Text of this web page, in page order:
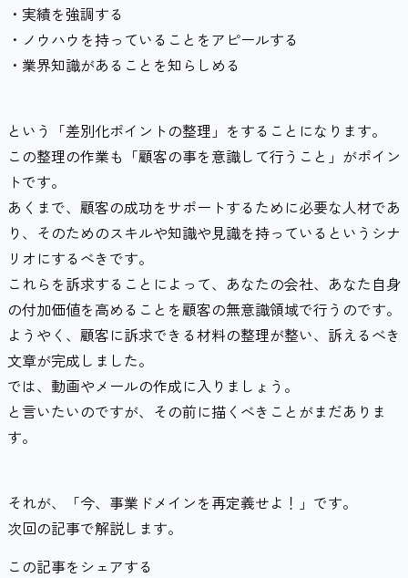
・実績を強調する
・ノウハウを持っていることをアピールする
・業界知識があることを知らしめる
という「差別化ポイントの整理」をすることになります。
この整理の作業も「顧客の事を意識して行うこと」がポイン
トです。
あくまで、顧客の成功をサポートするために必要な人材であ
り、そのためのスキルや知識や見識を持っているというシナ
リオにするべきです。
これらを訴求することによって、あなたの会社、あなた自身
の付加価値を高めることを顧客の無意識領域で行うのです。
ようやく、顧客に訴求できる材料の整理が整い、訴えるべき
文章が完成しました。
では、動画やメールの作成に入りましょう。
と言いたいのですが、その前に描くべきことがまだありま
す。
それが、「今、事業ドメインを再定義せよ！」です。
次回の記事で解説します。
この記事をシェアする